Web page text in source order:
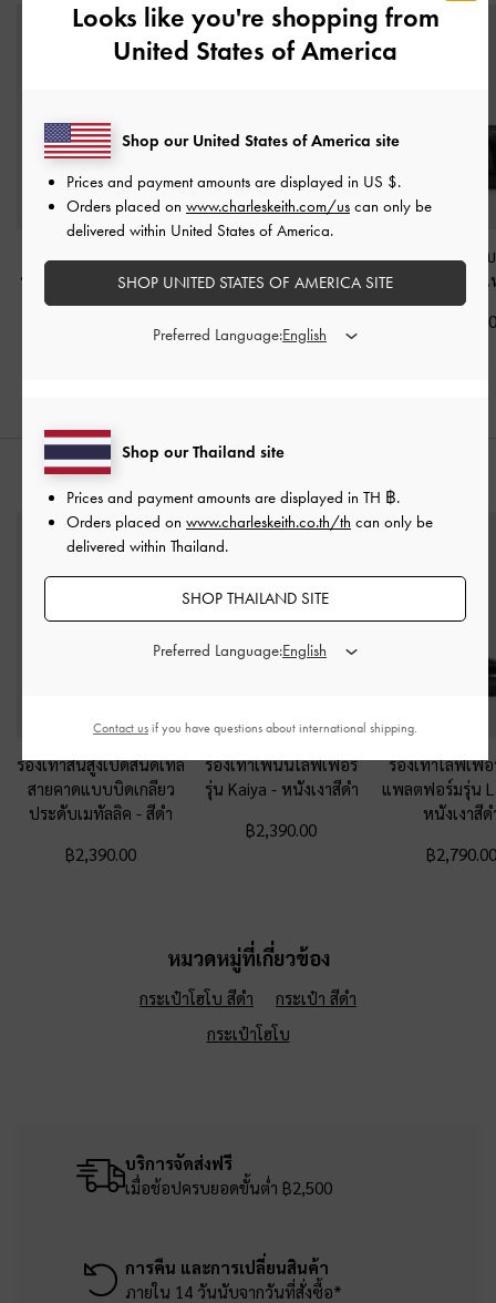
กระเป๋าโฮโบลายควิลท์
พร้อมสายสะพายแบบโซ่
รุ่น Duo-สีดำอะไหล่สี
กระเป๋าสะพายไหล่
ประดับหมุดรุ่น Tatiana
-สีดำอะไหล่สีเงิน
฿2,990.00
กระเป๋าถือทรงโ
Fergie
สีดำอะ
฿3,590.00
รองเท้าส้นสูงเปิดส้นดีเทล
สายคาดแบบบิดเกลียว
ประดับเมทัลลิค-สีดำ
฿2,390.00
รองเท้าเพนนีโลฟเฟอร์
รุ่น Kaiya - หนังเงาสีดำ
฿2,390.00
รองเท้าโลฟเฟอ
แพลตฟอร์มรุ่น
หนังเงาสีด
฿2,790.00
หมวดหมู่ที่เกี่ยวข้อง
กระเป๋าโฮโบ สีดำ
กระเป๋า สีดำ
กระเป๋าโฮโบ
บริการจัดส่งฟรี
เมื่อช้อปครบยอดขั้นต่ำ ฿2,500
การคืน และการเปลี่ยนสินค้า
ภายใน 14 วันนับจากวันที่สั่งซื้อ*
Looks like you're shopping from
United States of America
Shop our Thailand site
Prices and payment amounts are displayed in TH ฿.
Orders placed on www.charleskeith.co.th/th can only be
delivered within Thailand.
SHOP THAILAND SITE
Preferred Language:
Shop our United States of America site
Prices and payment amounts are displayed in US $.
Orders placed on www.charleskeith.com/us can only be
delivered within United States of America.
SHOP UNITED STATES OF AMERICA SITE
Preferred Language:
Contact us if you have questions about international shipping.